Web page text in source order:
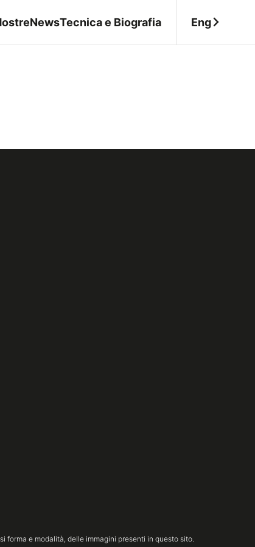
NewsTecnica e Biografia Eng
e modalità, delle immagini presenti in questo sito.